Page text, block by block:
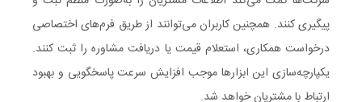
پیگیری کنند. همچنین کاربران می‌توانند از طریق فرم‌های اختصاصی
درخواست همکاری، استعلام قیمت یا دریافت مشاوره را ثبت کنند.
یکپارچه‌سازی این ابزارها موجب افزایش سرعت پاسخگویی و بهبود
ارتباط با مشتریان خواهد شد.